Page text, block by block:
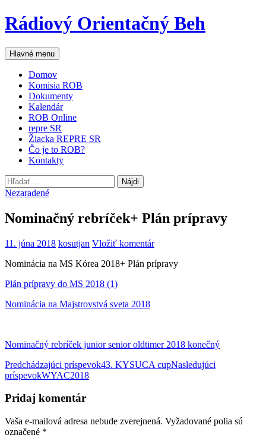
Preskočiť
na
Rádiový Orientačný Beh
Hľadať
Hlavné menu
Domov
Komisia ROB
Dokumenty
Kalendár
ROB Online
repre SR
Žiacka REPRE SR
Čo je to ROB?
Kontakty
Hľadať:
Nezaradené
Nominačný rebríček+ Plán prípravy
11. júna 2018 kosutjan Vložiť komentár
Nominácia na MS Kórea 2018+ Plán prípravy
Plán prípravy do MS 2018 (1)
Nominácia na Majstrovstvá sveta 2018
Nominačný rebríček junior senior oldtimer 2018 konečný
Navigácia
článkami
Predchádzajúci príspevok43. KYSUCA cupNasledujúci
príspevokWYAC2018
Pridaj komentár
Vaša e-mailová adresa nebude zverejnená. Vyžadované polia sú
označené *